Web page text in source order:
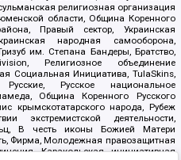
религиозная организация
области, Община Коренного
Правый сектор, Украинская
народная самооборона,
им. Степана Бандеры, Братство,
Религиозное объединение
Социальная Инициатива, TulaSkins,
Русские, Русское национальное
Община Коренного Русского
крымскотатарского народа, Рубеж
экстремистской деятельности,
В честь иконы Божией Матери
Фирма, Молодежная правозащитная
Каракольская инициативная